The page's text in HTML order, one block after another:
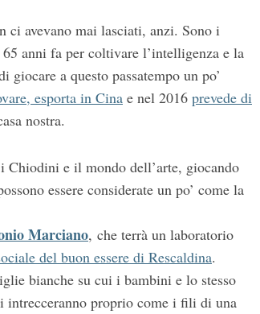
ci avevano mai lasciati, anzi. Sono i
anni fa per coltivare l’intelligenza e la
a questo passatempo un po’
esporta in Cina e nel 2016 prevede di
nostra.
Chiodini e il mondo dell’arte, giocando
essere considerate un po’ come la
Marciano, che terrà un laboratorio
del buon essere di Rescaldina.
bianche su cui i bambini e lo stesso
intrecceranno proprio come i fili di una